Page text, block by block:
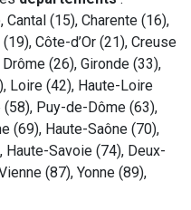
(15), Charente (16),
Côte-d’Or (21), Creuse
(26), Gironde (33),
Loire (42), Haute-Loire
Puy-de-Dôme (63),
(69), Haute-Saône (70),
Savoie (74), Deux-
(87), Yonne (89),